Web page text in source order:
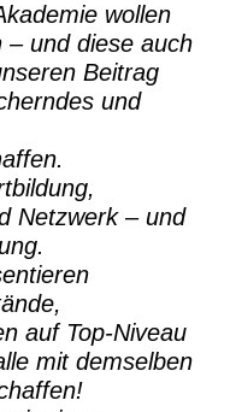
wollen
– und diese auch
Beitrag
und
Netzwerk – und
auf Top-Niveau
mit demselben